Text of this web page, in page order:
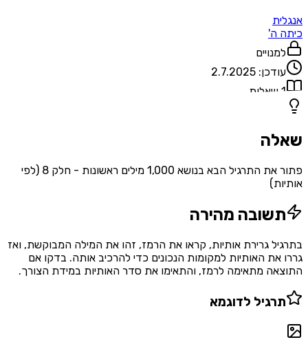
אנגלית
כיתה ה'
למנויים
עודכן: 2.7.2025
1 שאלות
שאלה
פתור את התרגיל הבא בנושא 1,000 מילים ראשונות - חלק 8 (לפי
אותיות)
תשובה מהירה
בתרגיל גרירת אותיות, קראו את הרמז, זהו את המילה המבוקשת, ואז
גררו את האותיות למקומות הנכונים כדי להרכיב אותה. בדקו אם
התוצאה מתאימה לרמז, והתאימו את סדר האותיות במידת הצורך.
תרגיל לדוגמא